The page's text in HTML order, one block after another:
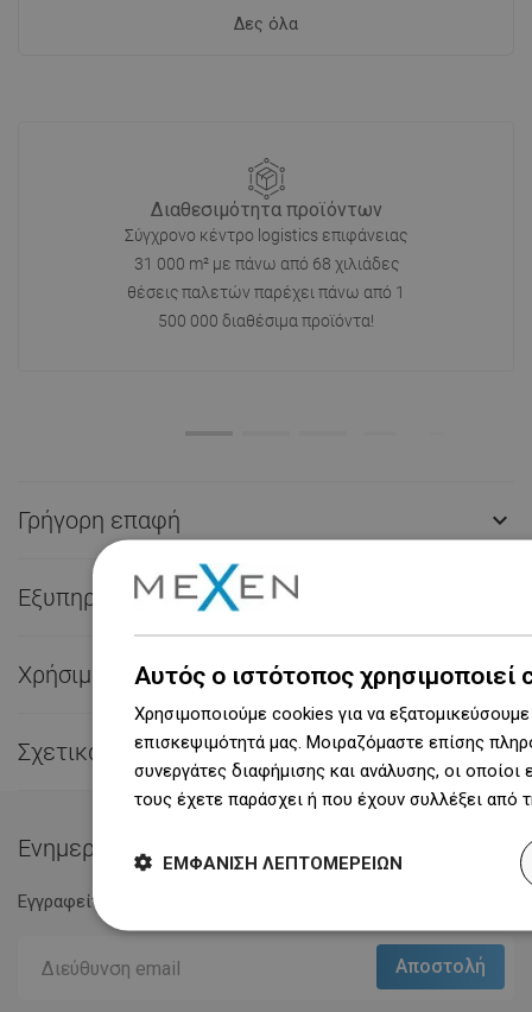
Δες όλα
Διαθεσιμότητα προϊόντων
Σύγχρονο κέντρο logistics επιφάνειας
31 000 m² με πάνω από 68 χιλιάδες
θέσεις παλετών παρέχει πάνω από 1
500 000 διαθέσιμα προϊόντα!
Γρήγορη επαφή 
Εξυπηρέτηση πελατών
Χρήσιμες συνδέσεις 
Σχετικά με εμάς 
Ενημερωτικό Δελτίο
Εγγραφείτε στο Eγγραφείτε στο και μείνετε ενημερωμένοι.
Αυτός ο ιστότοπος χρησιμοποιεί
Χρησιμοποιούμε cookies για να
επισκεψιμότητά μας. Μοιραζόμαστε επίσης
συνεργάτες διαφήμισης και ανάλυσης, οι
τους έχετε παράσχει ή που έχουν συλλέξει
ΕΜΦΆΝΙΣΗ ΛΕΠΤΟΜΕΡΕΙΏΝ